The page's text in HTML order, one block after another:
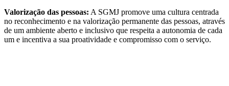
Valorização das pessoas: A SGMJ promove uma cultura centrada
no reconhecimento e na valorização permanente das pessoas, através
de um ambiente aberto e inclusivo que respeita a autonomia de cada
um e incentiva a sua proatividade e compromisso com o serviço.